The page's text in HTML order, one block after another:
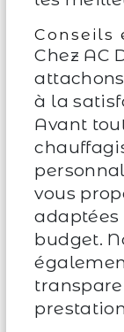
Conseils
Chez AC
à la
Avant
vous
adaptées
budget.